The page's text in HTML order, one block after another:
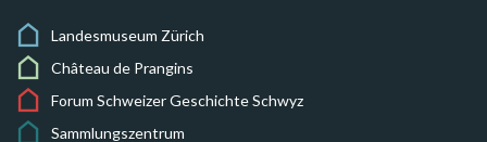
Landesmuseum Zürich
Château de Prangins
Forum Schweizer Geschichte Schwyz
Sammlungszentrum